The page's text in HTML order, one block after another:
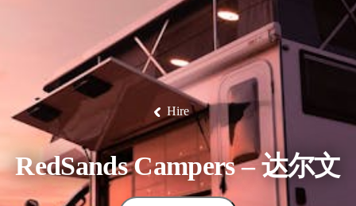
航
景
点
最
受
欢
迎
目
的
尔
文
丽
斯
泉
鲁
鲁
杜
国
家
公
园
治
菲
特
国
家
公
园
瓦
塔
卡
国
家
公
园
提
维
东
阿
纳
姆
马
塔
兰
泉
池
尼
特
米
鲁
克
公
园
卡
鲁
卡
鲁
/
魔
鬼
石
保
护
区
古
克
瀑
布
茨
奥
里
查
/
西
唐
纳
国
家
公
园
体
验
旅
行
体
验
食
攻
略
节
庆
活
动
户
外
和
探
险
然
和
野
生
动
植
物
历
史
和
遗
产
高
端
旅
露
营
和
野
营
灵
感
规
划
和
住
宿
同
旅
程
租
车
交
通
Hire
RedSands Campers – 达尔文